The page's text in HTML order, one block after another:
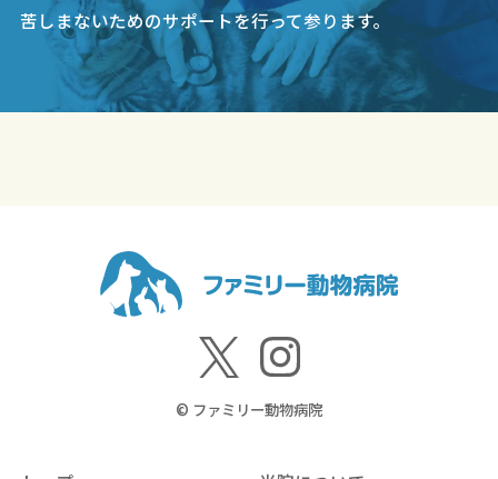
苦しまないためのサポートを行って参ります。
© ファミリー動物病院